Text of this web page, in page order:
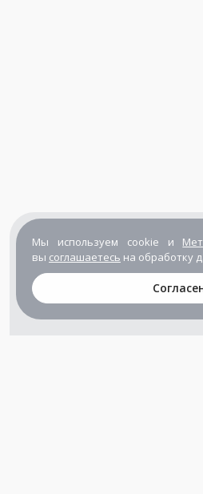
Мы используем cookie и
вы соглашаетесь на обработку